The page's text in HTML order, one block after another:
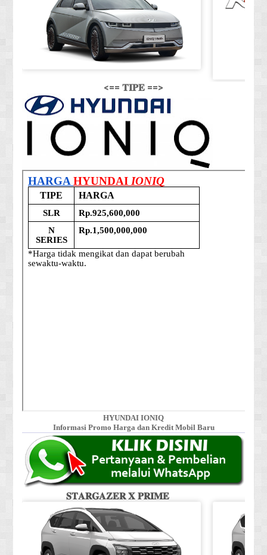
<== 𝐓𝐈𝐏𝐄 ==>
HYUNDAI IONIQ
Informasi Promo Harga dan Kredit Mobil Baru
𝐒𝐓𝐀𝐑𝐆𝐀𝐙𝐄𝐑 𝐗 𝐏𝐑𝐈𝐌𝐄